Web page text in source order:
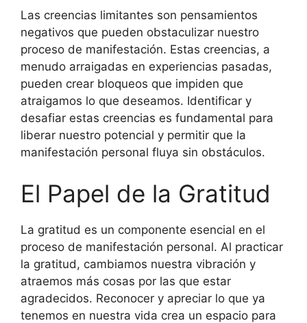
Las creencias limitantes son pensamientos
negativos que pueden obstaculizar nuestro
proceso de manifestación. Estas creencias, a
menudo arraigadas en experiencias pasadas,
pueden crear bloqueos que impiden que
atraigamos lo que deseamos. Identificar y
desafiar estas creencias es fundamental para
liberar nuestro potencial y permitir que la
manifestación personal fluya sin obstáculos.
El Papel de la Gratitud
La gratitud es un componente esencial en el
proceso de manifestación personal. Al practicar
la gratitud, cambiamos nuestra vibración y
atraemos más cosas por las que estar
agradecidos. Reconocer y apreciar lo que ya
tenemos en nuestra vida crea un espacio para